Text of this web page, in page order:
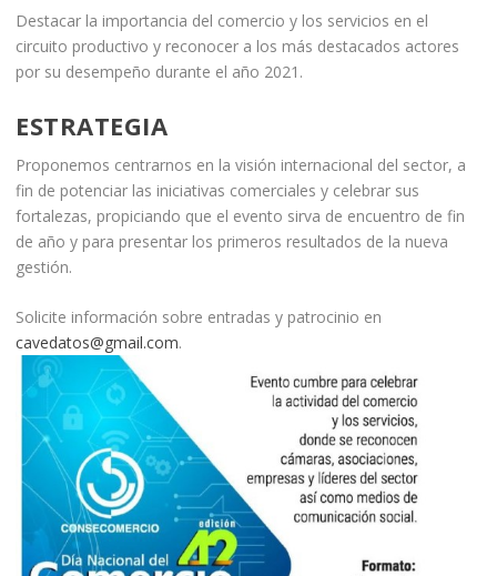
Destacar la importancia del comercio y los servicios en el
circuito productivo y reconocer a los más destacados actores
por su desempeño durante el año 2021.
ESTRATEGIA
Proponemos centrarnos en la visión internacional del sector, a
fin de potenciar las iniciativas comerciales y celebrar sus
fortalezas, propiciando que el evento sirva de encuentro de fin
de año y para presentar los primeros resultados de la nueva
gestión.
Solicite información sobre entradas y patrocinio en
cavedatos@gmail.com.